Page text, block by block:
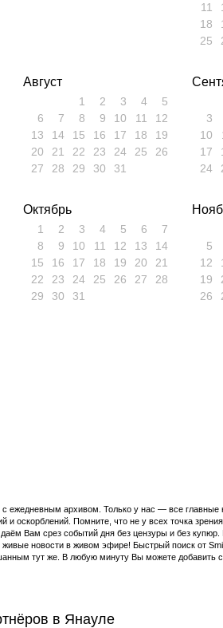
11
18
25
Август
1 2 3 4
5
6
7 8 9 10 11
12
13
14 15 16 17 18
19
20
21 22 23 24 25
26
27
28 29 30 31
3
10
17
24
Октябрь
1 2 3 4 5 6
7
8
9 10 11 12 13
14
15
16 17 18 19 20
21
22
23 24 25 26 27
28
29
30 31
5
12
19
26
ежедневным архивом. Только у нас — все главные
и оскорблений. Помните, что не у всех точка
Вам срез событий дня без цензуры и без
новости в живом эфире! Быстрый поиск от
тут же. В любую минуту Вы можете добавить
в Янауле